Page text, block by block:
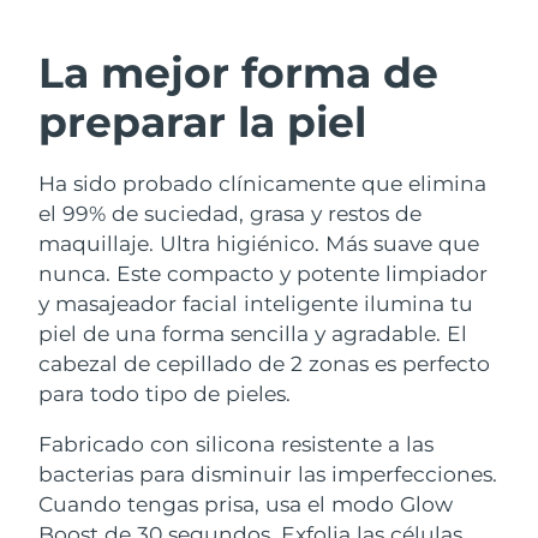
La mejor forma de
preparar la piel
Ha sido probado clínicamente que elimina
el 99% de suciedad, grasa y restos de
maquillaje. Ultra higiénico. Más suave que
nunca. Este compacto y potente limpiador
y masajeador facial inteligente ilumina tu
piel de una forma sencilla y agradable. El
cabezal de cepillado de 2 zonas es perfecto
para todo tipo de pieles.
Fabricado con silicona resistente a las
bacterias para disminuir las imperfecciones.
Cuando tengas prisa, usa el modo Glow
Limpieza facial
LUNA™ 4 pack
Anti-aging massage
LUNA™ 4 Plus
Massage, LED heating
LUNA™ 4 Men
Lifting facial
BEAR™ 2 pack
Microcurrent toning
BEAR™ 2 go
Microcurrent toning on-the-go
BEAR™ 2 eyes & lips
Hidratación
UFO™ 3 pack
Deep facial hydration
UFO™ 3 LED
Near-infrared and red light therapy
device
Cuidado bucal
issa™ 4
Hybrid silicone sonic toothbrush
issa™ 4 plus
Smart hybrid silicone sonic toothbrush
TRATAMIENTO ANTIEDAD FAQ™
Antiedad Tratamientos LED
Baréin Entrega prevista 10/08/2026
Bélgica Entrega prevista
Bermudas Entrega prevista15/08/2026
Bosnia y Herzegovina Entrega prevista 12/08/2026
Brunéi Entrega prevista
Bulgaria Entrega prevista09/08/2026
Canadá Entrega prevista
Chile Entrega prevista